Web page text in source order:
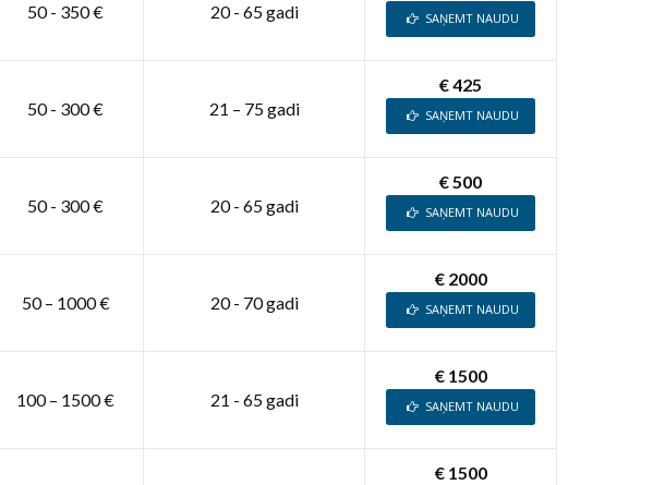
50 - 350 € 20 - 65 gadi SAŅEMT NAUDU
50 - 300 € 21 – 75 gadi
€ 425
SAŅEMT NAUDU
50 - 300 € 20 - 65 gadi
€ 500
SAŅEMT NAUDU
50 – 1000 € 20 - 70 gadi
€ 2000
SAŅEMT NAUDU
100 – 1500 € 21 - 65 gadi
€ 1500
SAŅEMT NAUDU
€ 1500